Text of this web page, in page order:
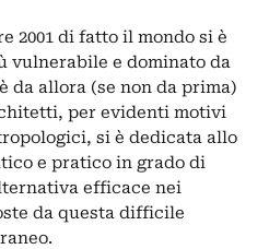
2001 di fatto il mondo si è
vulnerabile e dominato da
da allora (se non da prima)
per evidenti motivi
si è dedicata allo
e pratico in grado di
efficace nei
da questa difficile